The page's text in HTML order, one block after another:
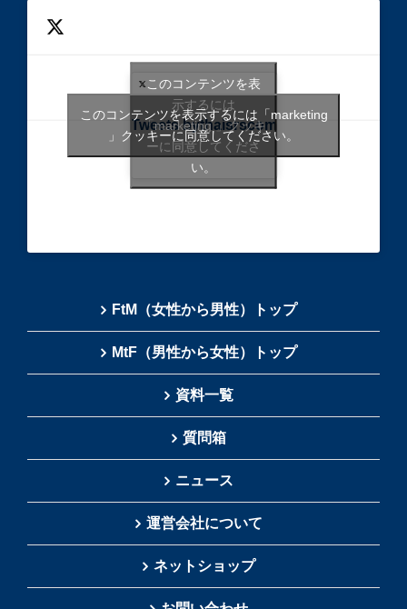
Tweets bythaisrscom
このコンテンツを表
示するには
「marketing 」クッキ
ーに同意してくださ
い。
このコンテンツを表示するには「marketing
」クッキーに同意してください。
FtM（女性から男性）トップ
MtF（男性から女性）トップ
資料一覧
質問箱
ニュース
運営会社について
ネットショップ